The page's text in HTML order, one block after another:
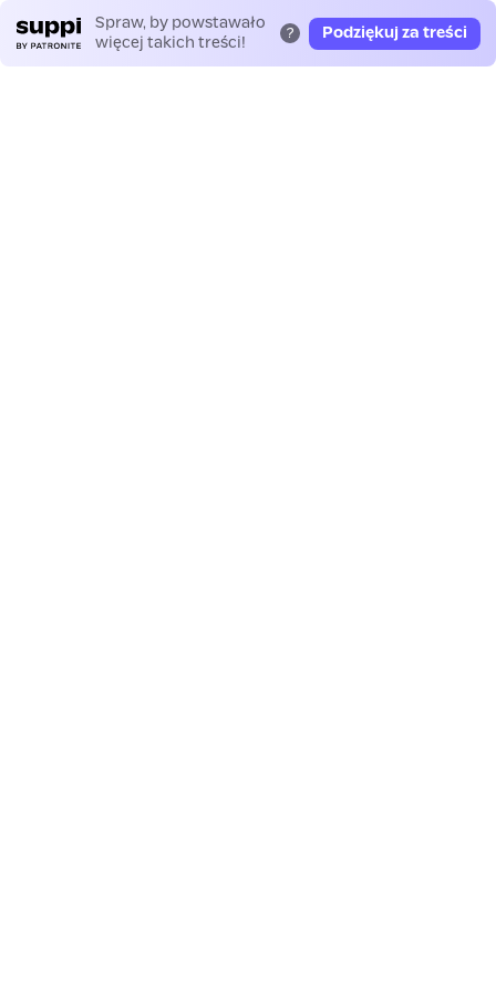
Spraw, by powstawało
więcej takich treści!
? Podziękuj za treści